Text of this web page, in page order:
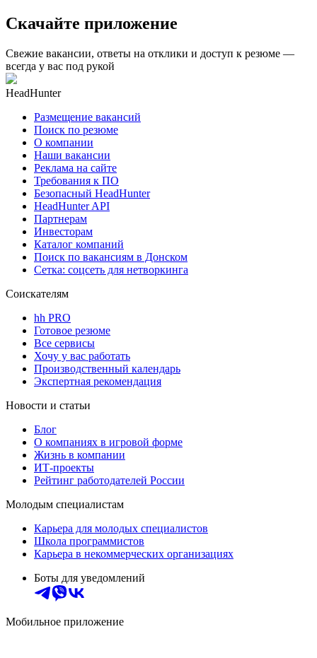
Скачайте приложение
Свежие вакансии, ответы на отклики и доступ к резюме —
всегда у вас под рукой
HeadHunter
Размещение вакансий
Поиск по резюме
О компании
Наши вакансии
Реклама на сайте
Требования к ПО
Безопасный HeadHunter
HeadHunter API
Партнерам
Инвесторам
Каталог компаний
Поиск по вакансиям в Донском
Сетка: соцсеть для нетворкинга
Соискателям
hh PRO
Готовое резюме
Все сервисы
Хочу у вас работать
Производственный календарь
Экспертная рекомендация
Новости и статьи
Блог
О компаниях в игровой форме
Жизнь в компании
ИТ-проекты
Рейтинг работодателей России
Молодым специалистам
Карьера для молодых специалистов
Школа программистов
Карьера в некоммерческих организациях
Боты для уведомлений
Мобильное приложение